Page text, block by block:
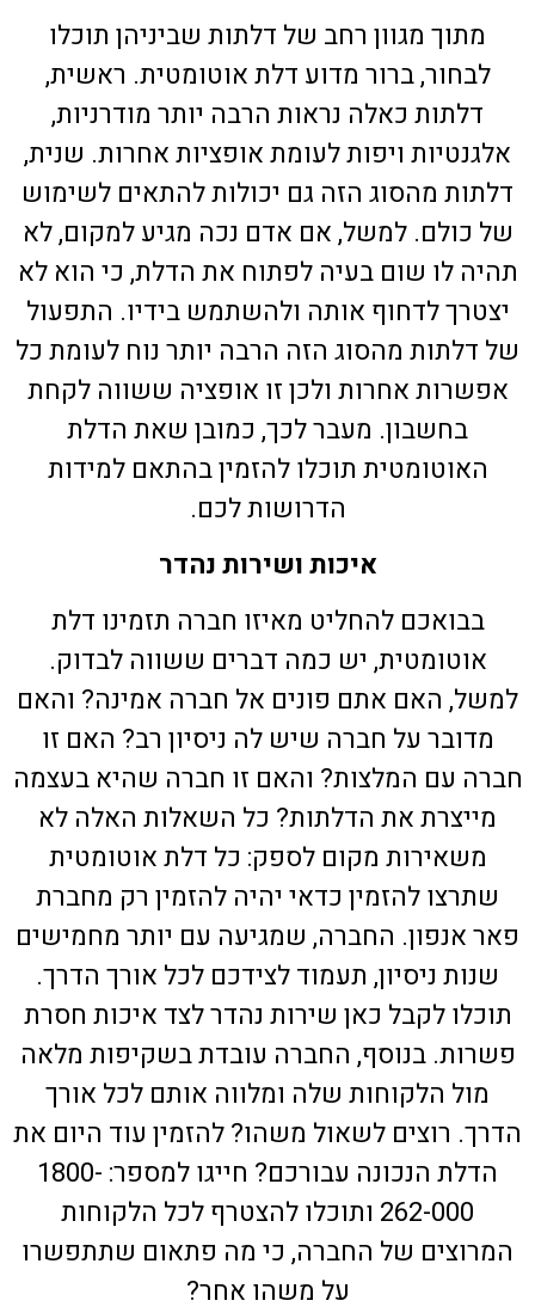
מתוך מגוון רחב של דלתות שביניהן תוכלו
לבחור, ברור מדוע דלת אוטומטית. ראשית,
דלתות כאלה נראות הרבה יותר מודרניות,
אלגנטיות ויפות לעומת אופציות אחרות. שנית,
דלתות מהסוג הזה גם יכולות להתאים לשימוש
של כולם. למשל, אם אדם נכה מגיע למקום, לא
תהיה לו שום בעיה לפתוח את הדלת, כי הוא לא
יצטרך לדחוף אותה ולהשתמש בידיו. התפעול
של דלתות מהסוג הזה הרבה יותר נוח לעומת כל
אפשרות אחרות ולכן זו אופציה ששווה לקחת
בחשבון. מעבר לכך, כמובן שאת הדלת
האוטומטית תוכלו להזמין בהתאם למידות
הדרושות לכם.
איכות ושירות נהדר
בבואכם להחליט מאיזו חברה תזמינו דלת
אוטומטית, יש כמה דברים ששווה לבדוק.
למשל, האם אתם פונים אל חברה אמינה? והאם
מדובר על חברה שיש לה ניסיון רב? האם זו
חברה עם המלצות? והאם זו חברה שהיא בעצמה
מייצרת את הדלתות? כל השאלות האלה לא
משאירות מקום לספק: כל דלת אוטומטית
שתרצו להזמין כדאי יהיה להזמין רק מחברת
פאר אנפון. החברה, שמגיעה עם יותר מחמישים
שנות ניסיון, תעמוד לצידכם לכל אורך הדרך.
תוכלו לקבל כאן שירות נהדר לצד איכות חסרת
פשרות. בנוסף, החברה עובדת בשקיפות מלאה
מול הלקוחות שלה ומלווה אותם לכל אורך
הדרך. רוצים לשאול משהו? להזמין עוד היום את
הדלת הנכונה עבורכם? חייגו למספר: 1800-
262-000 ותוכלו להצטרף לכל הלקוחות
המרוצים של החברה, כי מה פתאום שתתפשרו
על משהו אחר?